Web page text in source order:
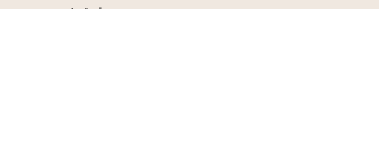
spécialemenr conçue pour un